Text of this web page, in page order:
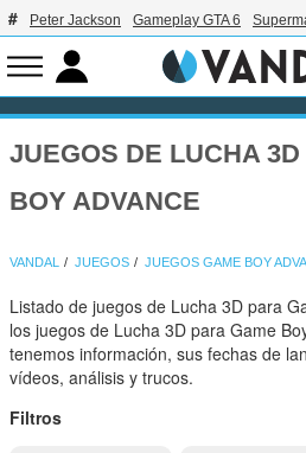
Peter Jackson Gameplay GTA 6
JUEGOS DE LUCHA
BOY ADVANCE
VANDAL JUEGOS JUEGOS GAME BOY
Listado de juegos de Lucha 3D para
los juegos de Lucha 3D para Game
tenemos información, sus fechas de
vídeos, análisis y trucos.
Filtros